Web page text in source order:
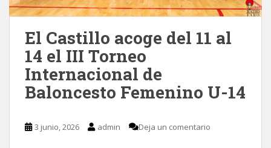
El Castillo acoge del 11 al
14 el III Torneo
Internacional de
Baloncesto Femenino U-14
3 junio, 2026 admin Deja un comentario